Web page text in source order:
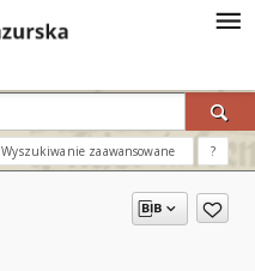
Wyszukiwanie zaawansowane ?